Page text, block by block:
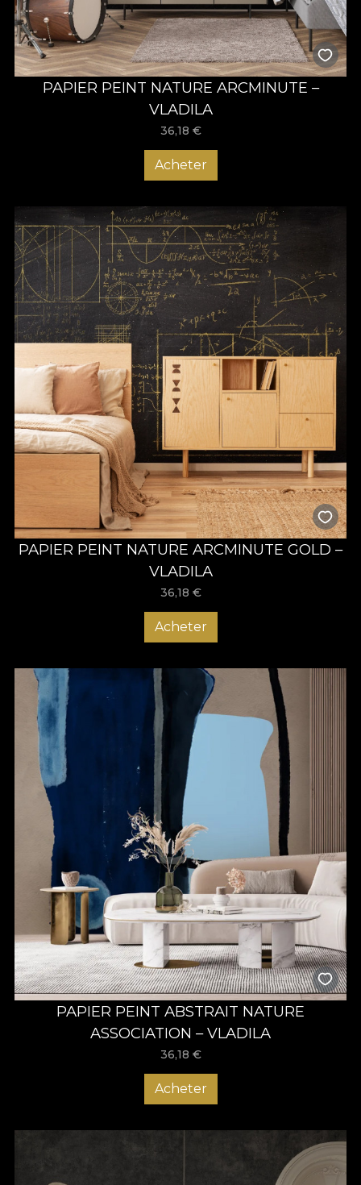
PAPIER PEINT NATURE ARCMINUTE –
VLADILA
36,18 €
Acheter
PAPIER PEINT NATURE ARCMINUTE GOLD –
VLADILA
36,18 €
Acheter
PAPIER PEINT ABSTRAIT NATURE
ASSOCIATION – VLADILA
36,18 €
Acheter